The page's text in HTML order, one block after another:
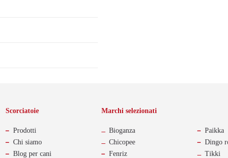
Scorciatoie
Prodotti
Chi siamo
Blog per cani
Marchi selezionati
Bioganza
Chicopee
Fenriz
Paikka
Dingo
Tikki